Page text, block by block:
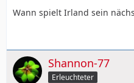
Wann spielt Irland sein
Shannon-77
Erleuchteter